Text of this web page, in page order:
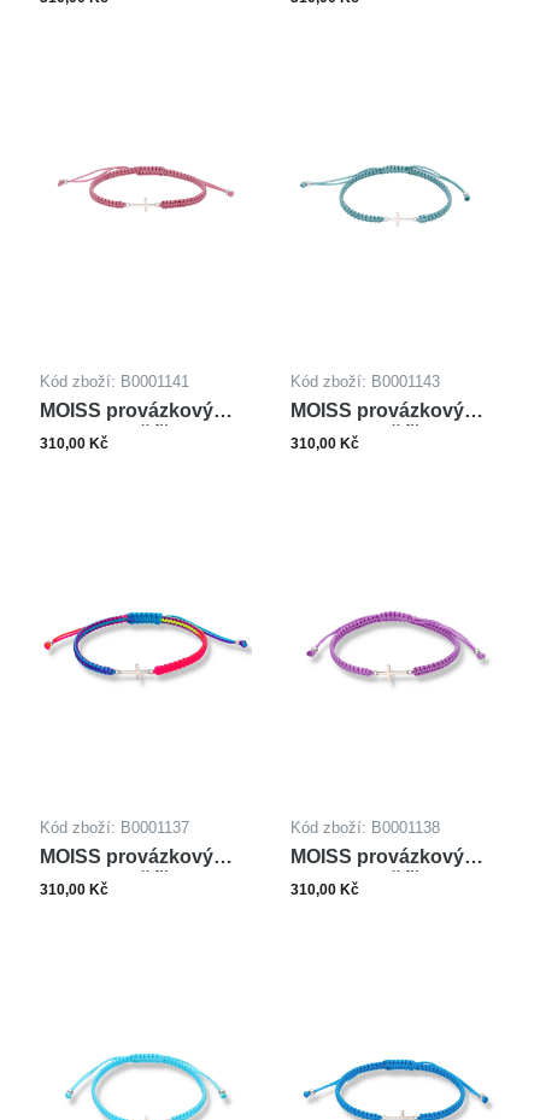
Kód zboží: B0001141
MOISS provázkový
náramek KŘÍŽEK
310,00 Kč
Kód zboží: B0001143
MOISS provázkový
náramek KŘÍŽEK
310,00 Kč
Kód zboží: B0001137
MOISS provázkový
náramek KŘÍŽEK
310,00 Kč
Kód zboží: B0001138
MOISS provázkový
náramek KŘÍŽEK
310,00 Kč